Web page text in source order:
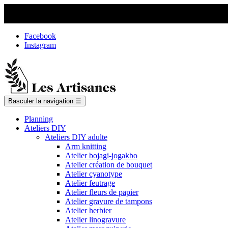
Facebook
Instagram
Basculer la navigation ☰
Planning
Ateliers DIY
Ateliers DIY adulte
Arm knitting
Atelier bojagi-jogakbo
Atelier création de bouquet
Atelier cyanotype
Atelier feutrage
Atelier fleurs de papier
Atelier gravure de tampons
Atelier herbier
Atelier linogravure